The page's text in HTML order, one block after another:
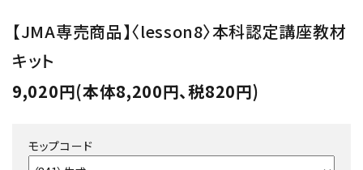
【JMA専売商品】〈lesson8〉本科認定講座教材
キット
9,020円(本体8,200円、税820円)
モップコード